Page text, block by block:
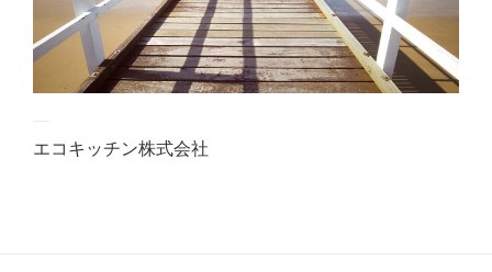
エコキッチン株式会社